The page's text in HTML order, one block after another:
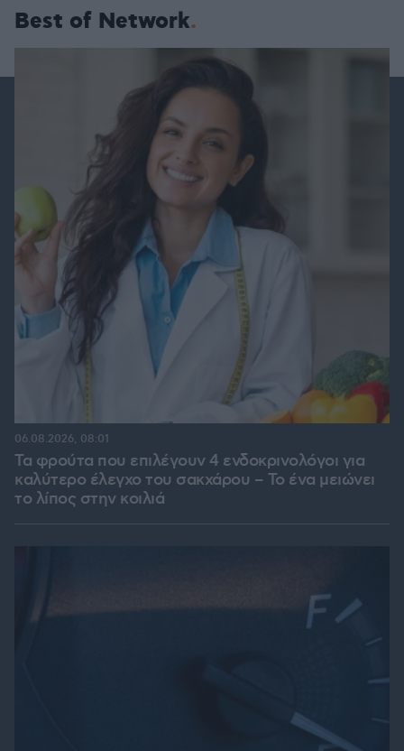
Best of Network
Τα φρούτα που επιλέγουν 4 ενδοκρινολόγοι για
καλύτερο έλεγχο του σακχάρου – Το ένα μειώνει
το λίπος στην κοιλιά
06.08.2026, 08:01